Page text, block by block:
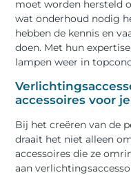
moet worden hersteld
wat onderhoud nodig
hebben de kennis en
doen. Met hun
lampen weer in
accessoires voor
Bij het creëren van de
draait het niet alleen
accessoires die ze
aan